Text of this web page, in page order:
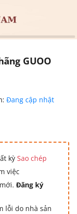
GUOO
Đang cập nhật
kỳ Sao chép
việc
Đăng ký
lỗi do nhà sản